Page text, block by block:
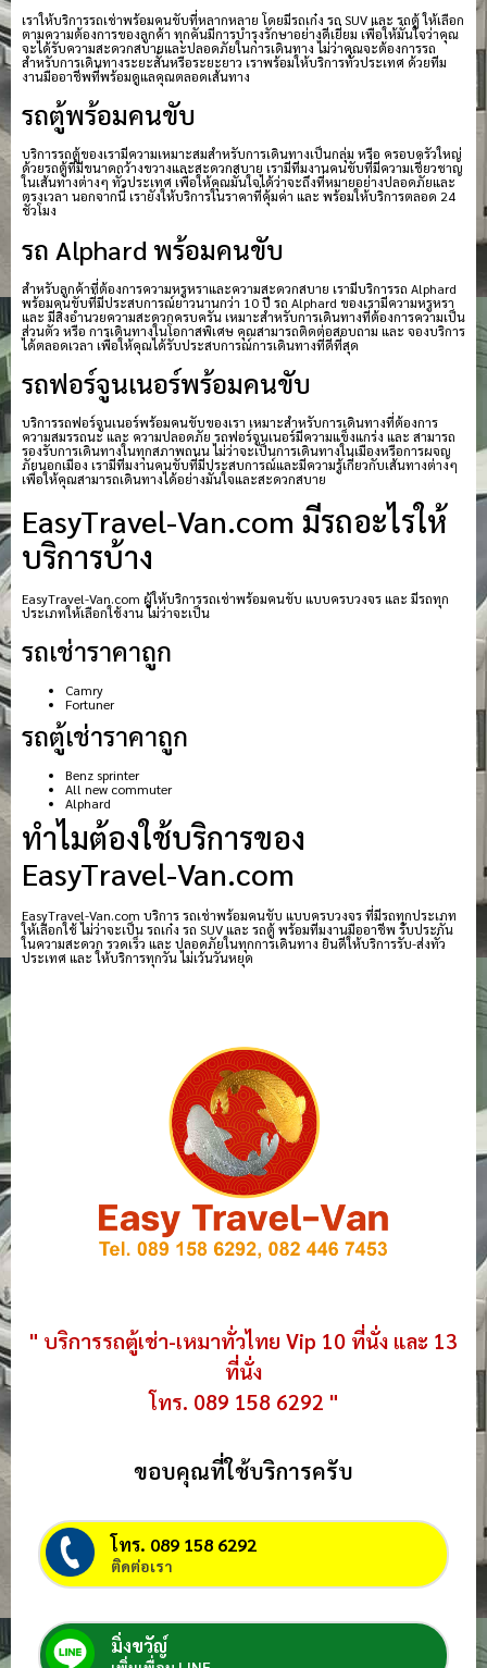
เราให้บริการรถเช่าพร้อมคนขับที่หลากหลาย โดยมีรถเก๋ง รถ SUV และ รถตู้ ให้เลือก
ตามความต้องการของลูกค้า ทุกคันมีการบำรุงรักษาอย่างดีเยี่ยม เพื่อให้มั่นใจว่าคุณ
จะได้รับความสะดวกสบายและปลอดภัยในการเดินทาง ไม่ว่าคุณจะต้องการรถ
สำหรับการเดินทางระยะสั้นหรือระยะยาว เราพร้อมให้บริการทั่วประเทศ ด้วยทีม
งานมืออาชีพที่พร้อมดูแลคุณตลอดเส้นทาง
รถตู้พร้อมคนขับ
บริการรถตู้ของเรามีความเหมาะสมสำหรับการเดินทางเป็นกลุ่ม หรือ ครอบครัวใหญ่
ด้วยรถตู้ที่มีขนาดกว้างขวางและสะดวกสบาย เรามีทีมงานคนขับที่มีความเชี่ยวชาญ
ในเส้นทางต่างๆ ทั่วประเทศ เพื่อให้คุณมั่นใจได้ว่าจะถึงที่หมายอย่างปลอดภัยและ
ตรงเวลา นอกจากนี้ เรายังให้บริการในราคาที่คุ้มค่า และ พร้อมให้บริการตลอด 24
ชั่วโมง
รถ Alphard พร้อมคนขับ
สำหรับลูกค้าที่ต้องการความหรูหราและความสะดวกสบาย เรามีบริการรถ Alphard
พร้อมคนขับที่มีประสบการณ์ยาวนานกว่า 10 ปี รถ Alphard ของเรามีความหรูหรา
และ มีสิ่งอำนวยความสะดวกครบครัน เหมาะสำหรับการเดินทางที่ต้องการความเป็น
ส่วนตัว หรือ การเดินทางในโอกาสพิเศษ คุณสามารถติดต่อสอบถาม และ จองบริการ
ได้ตลอดเวลา เพื่อให้คุณได้รับประสบการณ์การเดินทางที่ดีที่สุด
รถฟอร์จูนเนอร์พร้อมคนขับ
บริการรถฟอร์จูนเนอร์พร้อมคนขับของเรา เหมาะสำหรับการเดินทางที่ต้องการ
ความสมรรถนะ และ ความปลอดภัย รถฟอร์จูนเนอร์มีความแข็งแกร่ง และ สามารถ
รองรับการเดินทางในทุกสภาพถนน ไม่ว่าจะเป็นการเดินทางในเมืองหรือการผจญ
ภัยนอกเมือง เรามีทีมงานคนขับที่มีประสบการณ์และมีความรู้เกี่ยวกับเส้นทางต่างๆ
เพื่อให้คุณสามารถเดินทางได้อย่างมั่นใจและสะดวกสบาย
EasyTravel-Van.com มีรถอะไรให้
บริการบ้าง
EasyTravel-Van.com ผู้ให้บริการรถเช่าพร้อมคนขับ แบบครบวงจร และ มีรถทุก
ประเภทให้เลือกใช้งาน ไม่ว่าจะเป็น
รถเช่าราคาถูก
Camry
Fortuner
รถตู้เช่าราคาถูก
Benz sprinter
All new commuter
Alphard
ทำไมต้องใช้บริการของ
EasyTravel-Van.com
EasyTravel-Van.com บริการ รถเช่าพร้อมคนขับ แบบครบวงจร ที่มีรถทุกประเภท
ให้เลือกใช้ ไม่ว่าจะเป็น รถเก๋ง รถ SUV และ รถตู้ พร้อมทีมงานมืออาชีพ รับประกัน
ในความสะดวก รวดเร็ว และ ปลอดภัยในทุกการเดินทาง ยินดีให้บริการรับ-ส่งทั่ว
ประเทศ และ ให้บริการทุกวัน ไม่เว้นวันหยุด
" บริการรถตู้เช่า-เหมาทั่วไทย Vip 10 ที่นั่ง และ 13
ที่นั่ง
โทร. 089 158 6292 "
ขอบคุณที่ใช้บริการครับ
โทร. 089 158 6292
ติดต่อเรา
มิ่งขวัญ์